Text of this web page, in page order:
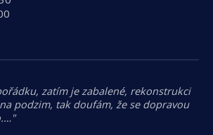
zatím je zabalené, rekonstrukci
podzim, tak doufám, že se dopravou